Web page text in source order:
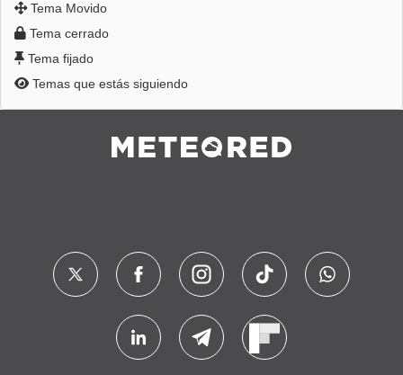
Tema Movido
Tema cerrado
Tema fijado
Temas que estás siguiendo